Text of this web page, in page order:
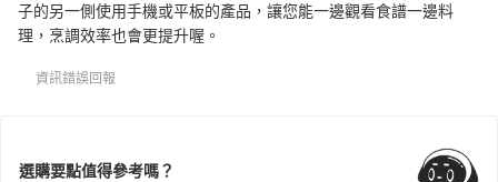
子的另一側使用手機或平板的產品，讓您能一邊觀看食譜一邊料
理，烹調效率也會更提升喔。
資訊錯誤回報
選購要點值得參考嗎？